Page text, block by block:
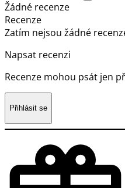
Žádné recenze
Recenze
Zatím nejsou žádné
Napsat recenzi
Recenze mohou psát jen
Přihlásit se